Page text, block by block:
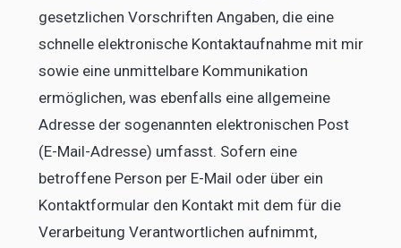
gesetzlichen Vorschriften Angaben, die eine
schnelle elektronische Kontaktaufnahme mit mir
sowie eine unmittelbare Kommunikation
ermöglichen, was ebenfalls eine allgemeine
Adresse der sogenannten elektronischen Post
(E-Mail-Adresse) umfasst. Sofern eine
betroffene Person per E-Mail oder über ein
Kontaktformular den Kontakt mit dem für die
Verarbeitung Verantwortlichen aufnimmt,